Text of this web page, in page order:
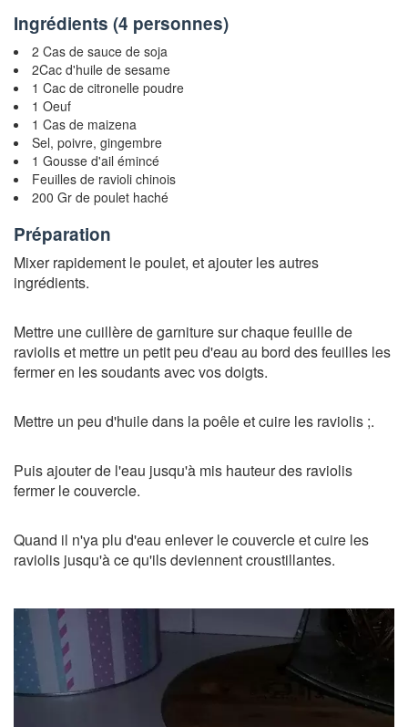
Ingrédients (4 personnes)
2 Cas de sauce de soja
2Cac d'huile de sesame
1 Cac de citronelle poudre
1 Oeuf
1 Cas de maizena
Sel, poivre, gingembre
1 Gousse d'ail émincé
Feuilles de ravioli chinois
200 Gr de poulet haché
Préparation
Mixer rapidement le poulet, et ajouter les autres
ingrédients.
Mettre une cuillère de garniture sur chaque feuille de
raviolis et mettre un petit peu d'eau au bord des feuilles les
fermer en les soudants avec vos doigts.
Mettre un peu d'huile dans la poêle et cuire les raviolis ;.
Puis ajouter de l'eau jusqu'à mis hauteur des raviolis
fermer le couvercle.
Quand il n'ya plu d'eau enlever le couvercle et cuire les
raviolis jusqu'à ce qu'ils deviennent croustillantes.